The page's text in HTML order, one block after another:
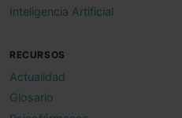
Inteligencia Artificial
RECURSOS
Actualidad
Glosario